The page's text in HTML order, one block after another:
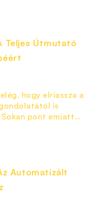
Teljes Útmutató
hogy elriassza a
is
pont emiatt...
Automatizált